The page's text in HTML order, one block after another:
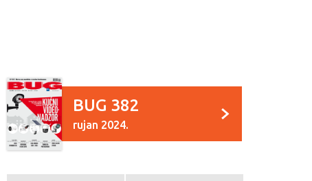
BUG 382
rujan 2024.